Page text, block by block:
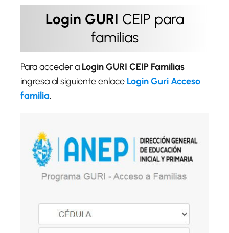
Login GURI CEIP para
familias
Para acceder a Login GURI CEIP Familias
ingresa al siguiente enlace Login Guri Acceso
familia.